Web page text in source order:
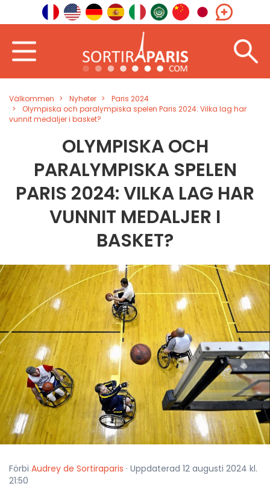
Välkommen Nyheter
Paris 2024
Olympiska och paralympiska spelen Paris 2024: Vilka lag har
vunnit medaljer i basket?
OLYMPISKA OCH
PARALYMPISKA SPELEN
PARIS 2024: VILKA LAG HAR
VUNNIT MEDALJER I
BASKET?
Förbi Audrey de Sortiraparis · Uppdaterad 12 augusti 2024 kl.
21:50